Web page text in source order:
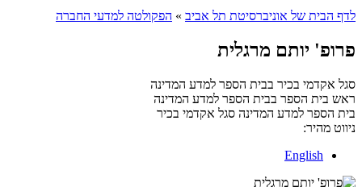
לדף הבית של אוניברסיטת תל אביב » הפקולטה למדעי החברה
פרופ' יותם מרגלית
סגל אקדמי בכיר בבית הספר למדע המדינה
ראש בית הספר בבית הספר למדע המדינה
בית הספר למדע המדינה סגל אקדמי בכיר
ניווט מהיר:
English